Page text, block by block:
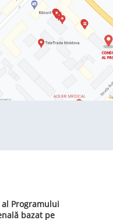
Programului
bazat pe